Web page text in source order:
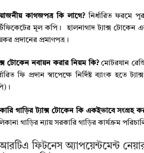
কাগজপত্র কি লাগে?নির্ধারিত ফরমে
মূল কপি। হালনাগাদ ট্যাক্স
প্রদানের প্রমাণপত্র।
টোকেন নবায়ন করার নিয়ম কি?মোটরযান
ফি প্রদান স্বাপেক্ষে নির্দিষ্ট ব্যাংক
গাড়ির ট্যাক্স টোকেন কি একইভাবে সংগ্রহ
গাড়ির ন্যায় সরকারি গাড়ির কার্যক্রম
ফিটনেস অ্যাপয়েন্টমেন্ট